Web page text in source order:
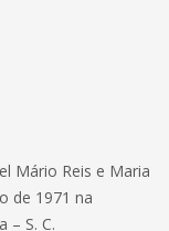
Mário Reis e Maria
de 1971 na
– S. C.